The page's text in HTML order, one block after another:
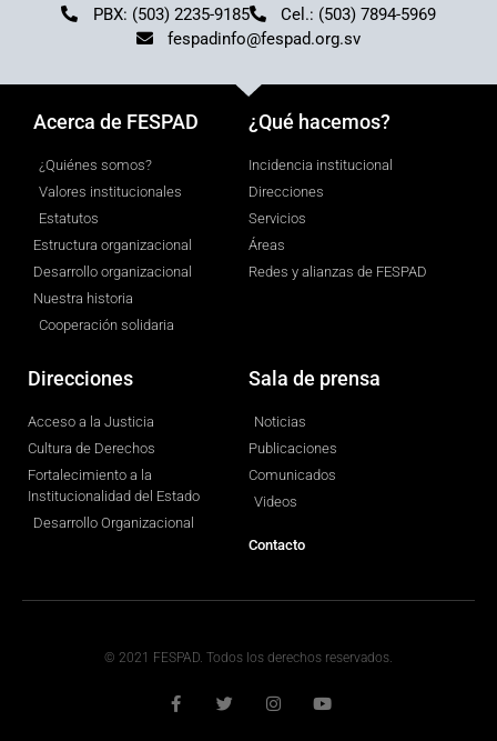
PBX: (503) 2235-9185
Cel.: (503) 7894-5969
fespadinfo@fespad.org.sv
Acerca de FESPAD
¿Quiénes somos?
Valores institucionales
Estatutos
Estructura organizacional
Desarrollo organizacional
Nuestra historia
Cooperación solidaria
¿Qué hacemos?
Incidencia institucional
Direcciones
Servicios
Áreas
Redes y alianzas de FESPAD
Direcciones
Acceso a la Justicia
Cultura de Derechos
Fortalecimiento a la
Institucionalidad del Estado
Desarrollo Organizacional
Sala de prensa
Noticias
Publicaciones
Comunicados
Videos
Contacto
© 2021 FESPAD. Todos los derechos reservados.